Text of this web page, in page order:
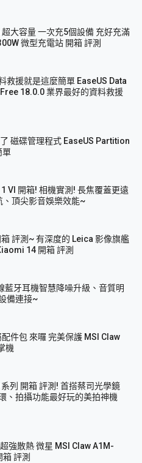
大容量 一次充5個設備 充好充滿
微型充電站 開箱 評測
救援就是這麼簡單 EaseUS Data
18.0.0 業界最好的資料救援
磁碟管理程式 EaseUS Partition
單
VI 開箱! 相機實測! 長焦覆蓋更遠
、頂尖影音娛樂效能~
評測~ 有深度的 Leica 影像旗艦
14 開箱 評測
藍牙耳機智慧降噪升級、音質明
備連接~
件包 來囉 完美保護 MSI Claw
機
列 開箱 評測! 首搭蔡司光學鏡
、拍攝功能最好玩的美拍神機
強散熱 微星 MSI Claw A1M-
評測